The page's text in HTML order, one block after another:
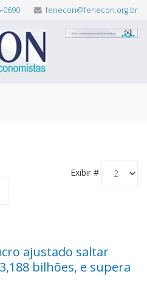
0690 fenecon@fenecon.org.br
Exibir #
ajustado saltar
bilhões, e supera